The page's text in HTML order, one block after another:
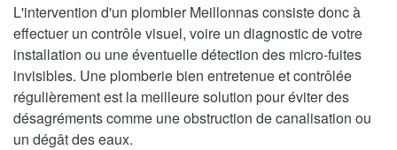
L'intervention d'un plombier Meillonnas consiste donc à
effectuer un contrôle visuel, voire un diagnostic de votre
installation ou une éventuelle détection des micro-fuites
invisibles. Une plomberie bien entretenue et contrôlée
régulièrement est la meilleure solution pour éviter des
désagréments comme une obstruction de canalisation ou
un dégât des eaux.